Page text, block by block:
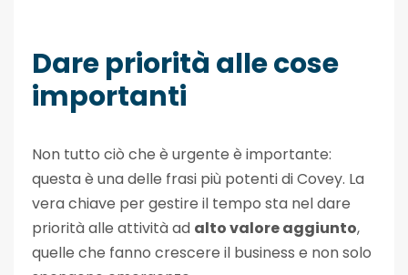
Dare priorità alle cose
importanti
Non tutto ciò che è urgente è importante:
questa è una delle frasi più potenti di Covey. La
vera chiave per gestire il tempo sta nel dare
priorità alle attività ad alto valore aggiunto,
quelle che fanno crescere il business e non solo